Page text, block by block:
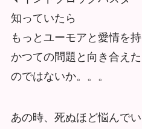
知っていたら
もっとユーモアと愛情を
かつての問題と向き合えた
のではないか。。。
あの時、死ぬほど悩んで